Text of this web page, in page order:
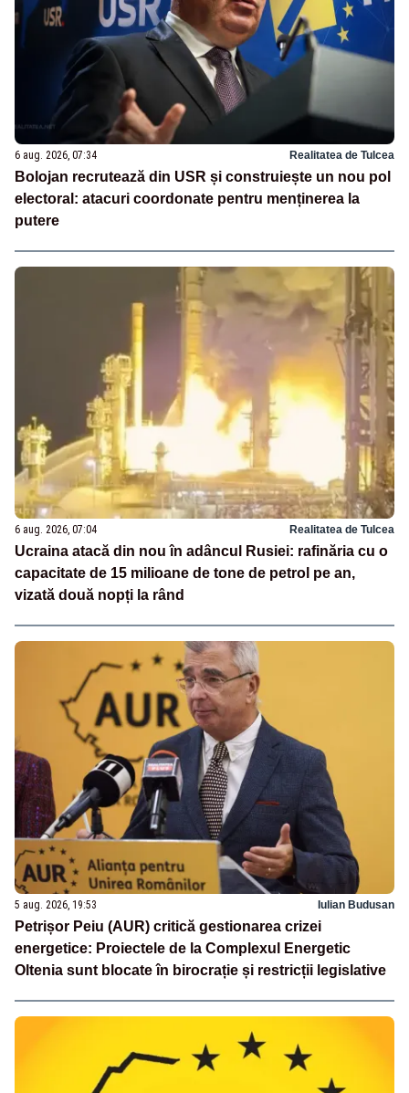
6 aug. 2026, 07:34 Realitatea de Tulcea
Bolojan recrutează din USR și construiește un nou pol
electoral: atacuri coordonate pentru menținerea la
putere
6 aug. 2026, 07:04 Realitatea de Tulcea
Ucraina atacă din nou în adâncul Rusiei: rafinăria cu o
capacitate de 15 milioane de tone de petrol pe an,
vizată două nopți la rând
5 aug. 2026, 19:53 Iulian Budusan
Petrișor Peiu (AUR) critică gestionarea crizei
energetice: Proiectele de la Complexul Energetic
Oltenia sunt blocate în birocrație și restricții legislative